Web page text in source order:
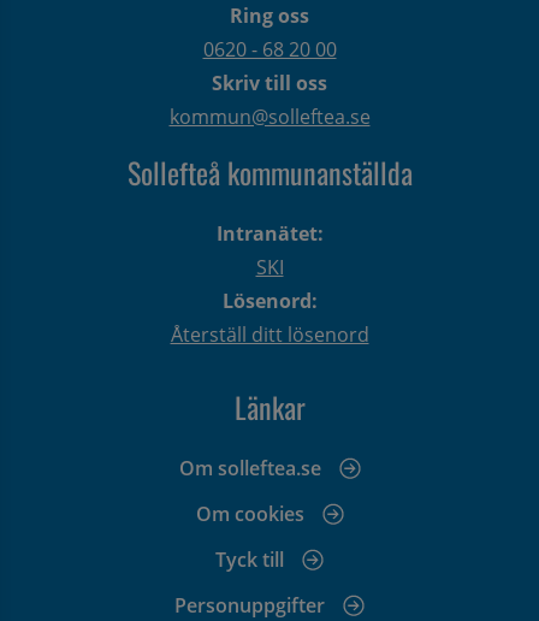
Ring oss
0620 - 68 20 00
Skriv till oss
kommun@solleftea.se
Sollefteå kommunanställda
Intranätet:
SKI
Lösenord:
Återställ ditt lösenord
Länkar
Om solleftea.se
Om cookies
Tyck till
Personuppgifter